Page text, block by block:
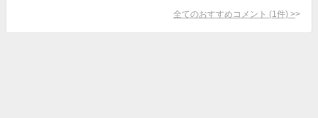
全てのおすすめコメント (1 件) >